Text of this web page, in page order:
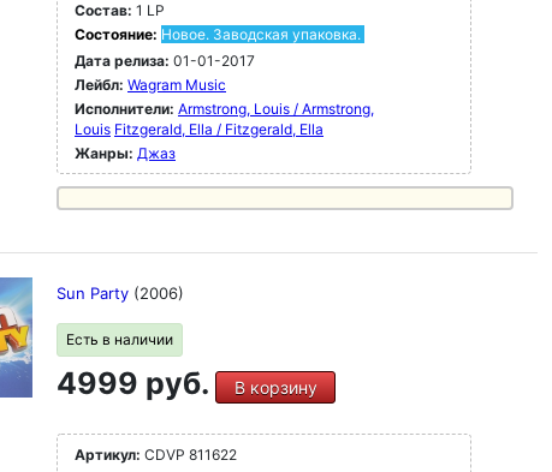
Состав: 1 LP
Состояние: Новое. Заводская упаковка.
Дата релиза: 01-01-2017
Лейбл: Wagram Music
Исполнители: Armstrong, Louis / Armstrong,
Louis Fitzgerald, Ella / Fitzgerald, Ella
Жанры: Джаз
Sun Party (2006)
Есть в наличии
4999 руб. В корзину
Артикул: CDVP 811622